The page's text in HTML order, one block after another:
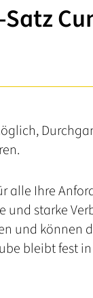
alle Ihre
und starke
und können
bleibt fest